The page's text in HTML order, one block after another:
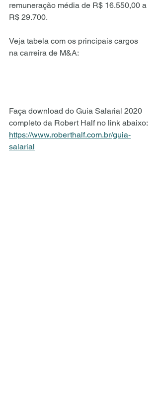
remuneração média de R$ 16.550,00 a
R$ 29.700.
Veja tabela com os principais cargos
na carreira de M&A:
Faça download do Guia Salarial 2020
completo da Robert Half no link abaixo:
https://www.roberthalf.com.br/guia-
salarial